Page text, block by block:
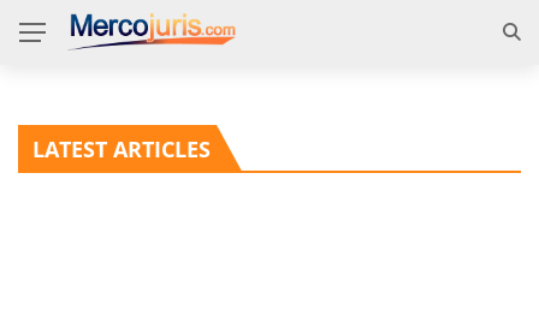
LATEST ARTICLES